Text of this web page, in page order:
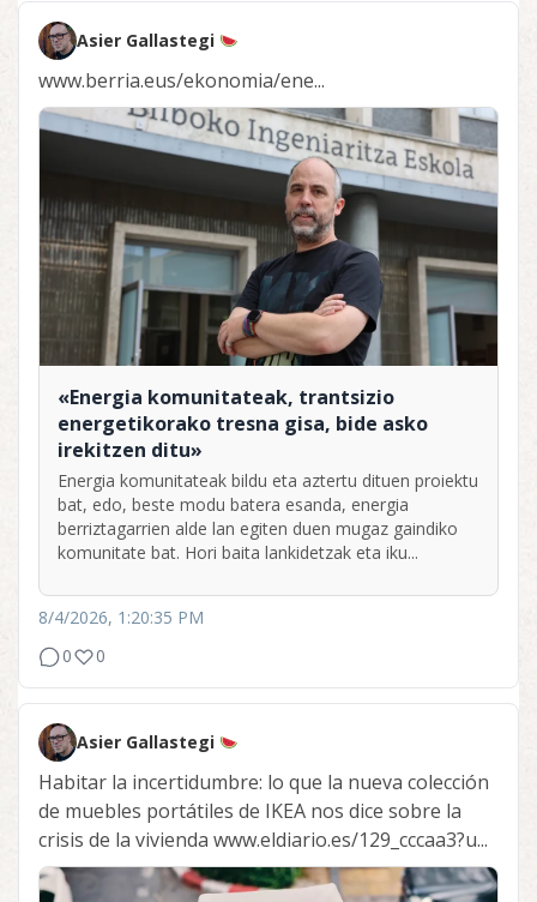
Asier Gallastegi
www.berria.eus/ekonomia/ene...
«Energia komunitateak, trantsizio
energetikorako tresna gisa, bide asko
irekitzen ditu»
Energia komunitateak bildu eta aztertu dituen proiektu
bat, edo, beste modu batera esanda, energia
berriztagarrien alde lan egiten duen mugaz gaindiko
komunitate bat. Hori baita lankidetzak eta iku...
8/4/2026, 1:20:35 PM
0
0
Asier Gallastegi
Habitar la incertidumbre: lo que la nueva colección
de muebles portátiles de IKEA nos dice sobre la
crisis de la vivienda www.eldiario.es/129_cccaa3?u...